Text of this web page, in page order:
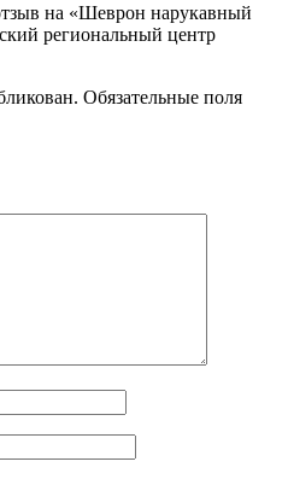
на «Шеврон нарукавный
региональный центр
Обязательные поля